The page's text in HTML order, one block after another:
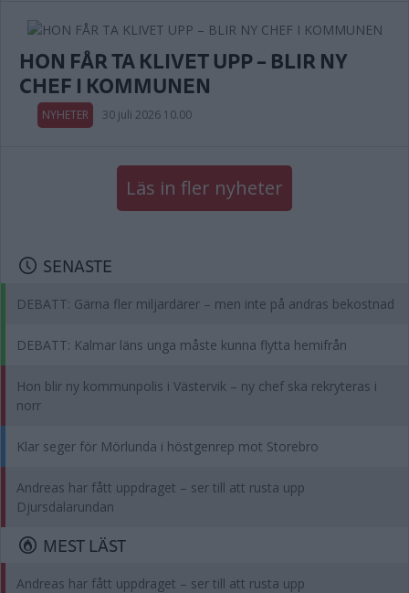
HON FÅR TA KLIVET UPP – BLIR NY
CHEF I KOMMUNEN
NYHETER 30 juli 2026 10.00
Läs in fler nyheter
SENASTE
DEBATT: Gärna fler miljardärer – men inte på andras bekostnad
DEBATT: Kalmar läns unga måste kunna flytta hemifrån
Hon blir ny kommunpolis i Västervik – ny chef ska rekryteras i
norr
Klar seger för Mörlunda i höstgenrep mot Storebro
Andreas har fått uppdraget – ser till att rusta upp
Djursdalarundan
MEST LÄST
Andreas har fått uppdraget – ser till att rusta upp